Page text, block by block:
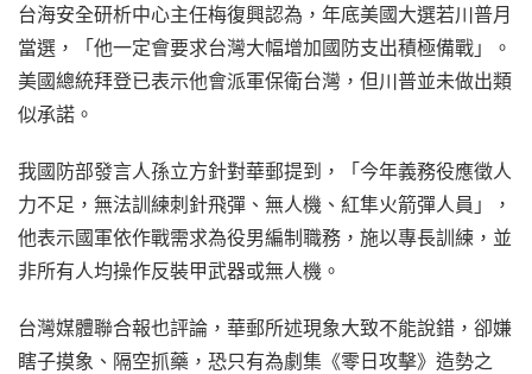
台海安全研析中心主任梅復興認為，年底美國大選若川普月
當選，「他一定會要求台灣大幅增加國防支出積極備戰」。
美國總統拜登已表示他會派軍保衛台灣，但川普並未做出類
似承諾。
我國防部發言人孫立方針對華郵提到，「今年義務役應徵人
力不足，無法訓練刺針飛彈、無人機、紅隼火箭彈人員」，
他表示國軍依作戰需求為役男編制職務，施以專長訓練，並
非所有人均操作反裝甲武器或無人機。
台灣媒體聯合報也評論，華郵所述現象大致不能說錯，卻嫌
瞎子摸象、隔空抓藥，恐只有為劇集《零日攻擊》造勢之